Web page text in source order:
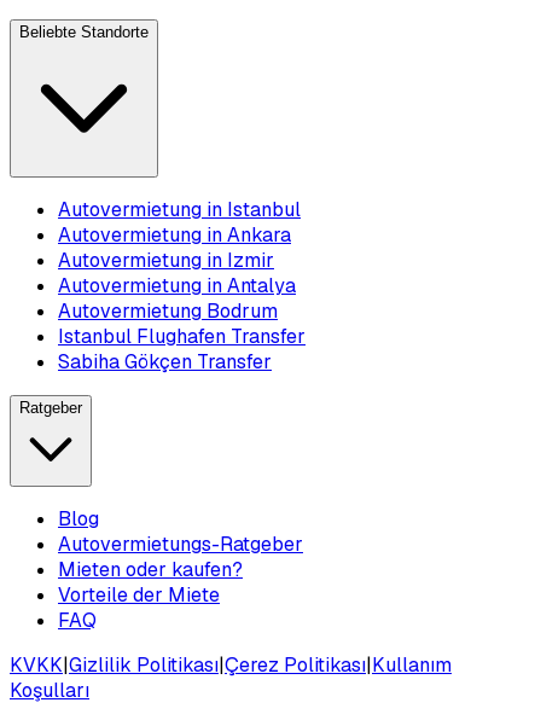
Beliebte Standorte
Autovermietung in Istanbul
Autovermietung in Ankara
Autovermietung in Izmir
Autovermietung in Antalya
Autovermietung Bodrum
Istanbul Flughafen Transfer
Sabiha Gökçen Transfer
Ratgeber
Blog
Autovermietungs-Ratgeber
Mieten oder kaufen?
Vorteile der Miete
FAQ
KVKK|Gizlilik Politikası|Çerez Politikası|Kullanım
Koşulları